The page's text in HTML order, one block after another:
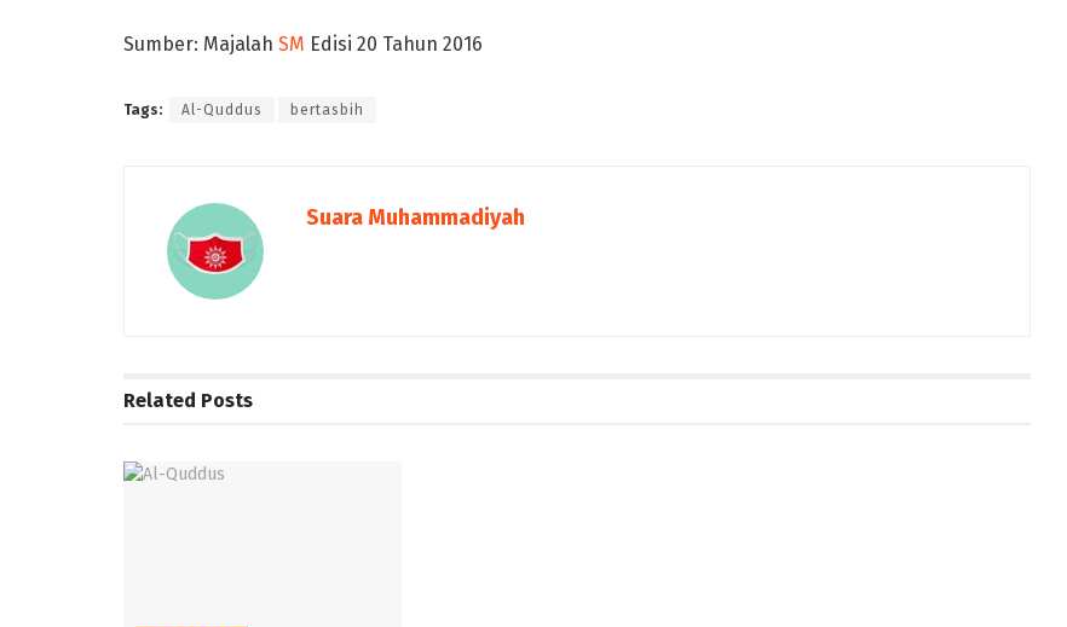
Sumber: Majalah SM Edisi 20 Tahun 2016
Tags: Al-Quddus bertasbih
Suara Muhammadiyah
Related Posts